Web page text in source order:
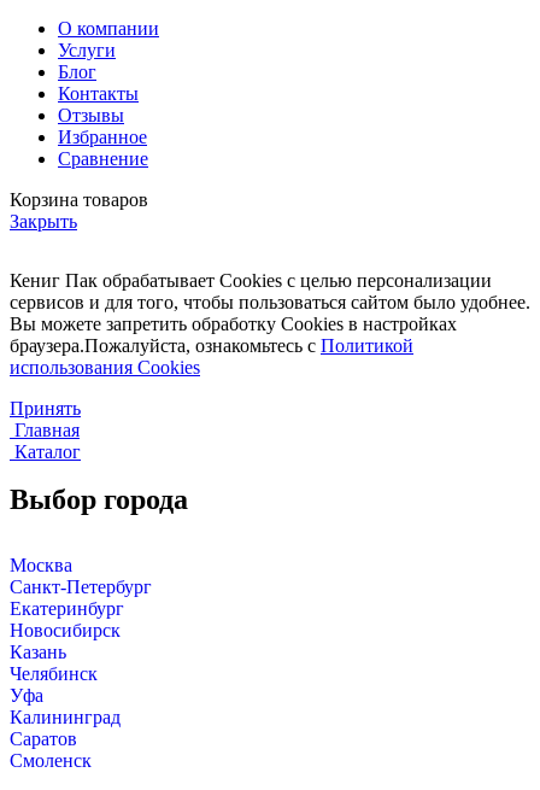
О компании
Услуги
Блог
Контакты
Отзывы
Избранное
Сравнение
Корзина товаров
Закрыть
Кениг Пак обрабатывает Cookies с целью персонализации
сервисов и для того, чтобы пользоваться сайтом было удобнее.
Вы можете запретить обработку Cookies в настройках
браузера.Пожалуйста, ознакомьтесь с Политикой
использования Cookies
Принять
Главная
Каталог
Выбор города
Москва
Санкт-Петербург
Екатеринбург
Новосибирск
Казань
Челябинск
Уфа
Калининград
Саратов
Смоленск